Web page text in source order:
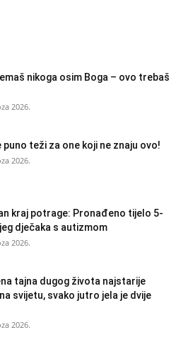
nikoga osim Boga – ovo trebaš
2026.
puno teži za one koji ne znaju ovo!
2026.
kraj potrage: Pronađeno tijelo 5-
dječaka s autizmom
2026.
tajna dugog života najstarije
svijetu, svako jutro jela je dvije
2026.